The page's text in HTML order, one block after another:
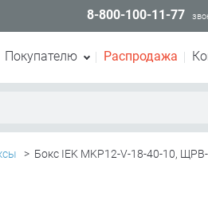
8-800-100-11-77
Покупателю Распродажа
> Бокс IEK MKP12-V-18-40-10,